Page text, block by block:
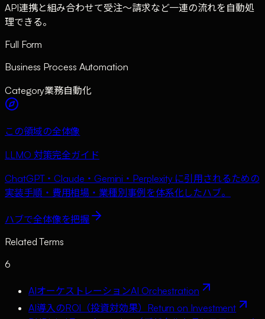
API連携と組み合わせて受注〜請求など一連の流れを自動処
理できる。
Full Form
Business Process Automation
Category業務自動化
この領域の全体像
LLMO 対策完全ガイド
ChatGPT・Claude・Gemini・Perplexity に引用されるための
実装手順・費用相場・業種別事例を体系化したハブ。
ハブで全体像を把握
Related Terms
6
AIオーケストレーションAI Orchestration
AI導入のROI（投資対効果） Return on Investment